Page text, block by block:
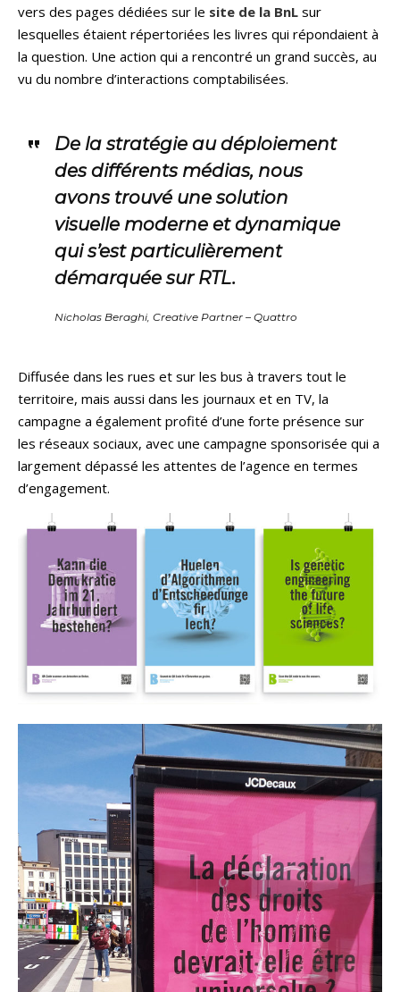
vers des pages dédiées sur le site de la BnL sur
lesquelles étaient répertoriées les livres qui répondaient à
la question. Une action qui a rencontré un grand succès, au
vu du nombre d’interactions comptabilisées.
De la stratégie au déploiement
des différents médias, nous
avons trouvé une solution
visuelle moderne et dynamique
qui s’est particulièrement
démarquée sur RTL.
Nicholas Beraghi, Creative Partner – Quattro
Diffusée dans les rues et sur les bus à travers tout le
territoire, mais aussi dans les journaux et en TV, la
campagne a également profité d’une forte présence sur
les réseaux sociaux, avec une campagne sponsorisée qui a
largement dépassé les attentes de l’agence en termes
d’engagement.